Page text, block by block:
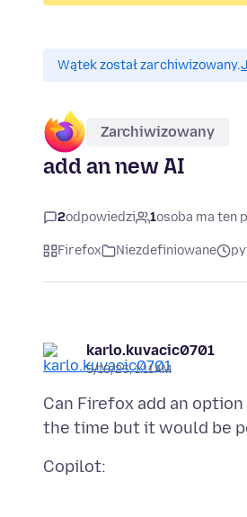
Wątek został zarchiwizowany.
Zarchiwizowany
add an new AI
2odpowiedzi 1osoba ma ten
Firefox Niezdefiniowane
karlo.kuvacic0701
5/18/25, 1:11 AM
Can Firefox add an